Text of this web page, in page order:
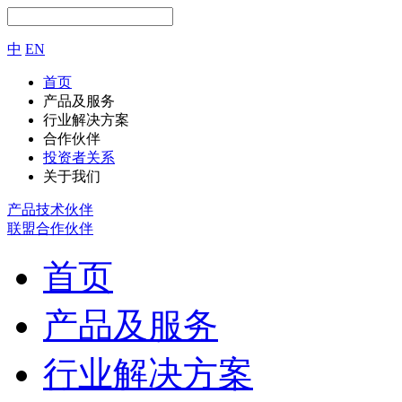
中 EN
首页
产品及服务
行业解决方案
合作伙伴
投资者关系
关于我们
产品技术伙伴
联盟合作伙伴
首页
产品及服务
行业解决方案